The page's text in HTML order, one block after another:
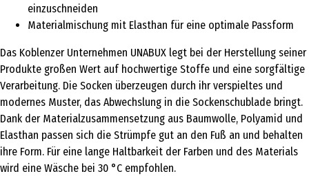
einzuschneiden
Materialmischung mit Elasthan für eine optimale Passform
Das Koblenzer Unternehmen UNABUX legt bei der Herstellung seiner
Produkte großen Wert auf hochwertige Stoffe und eine sorgfältige
Verarbeitung. Die Socken überzeugen durch ihr verspieltes und
modernes Muster, das Abwechslung in die Sockenschublade bringt.
Dank der Materialzusammensetzung aus Baumwolle, Polyamid und
Elasthan passen sich die Strümpfe gut an den Fuß an und behalten
ihre Form. Für eine lange Haltbarkeit der Farben und des Materials
wird eine Wäsche bei 30 °C empfohlen.